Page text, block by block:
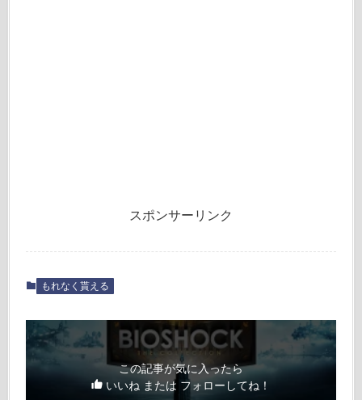
スポンサーリンク
もれなく貰える
この記事が気に入ったら
いいね または フォローしてね！